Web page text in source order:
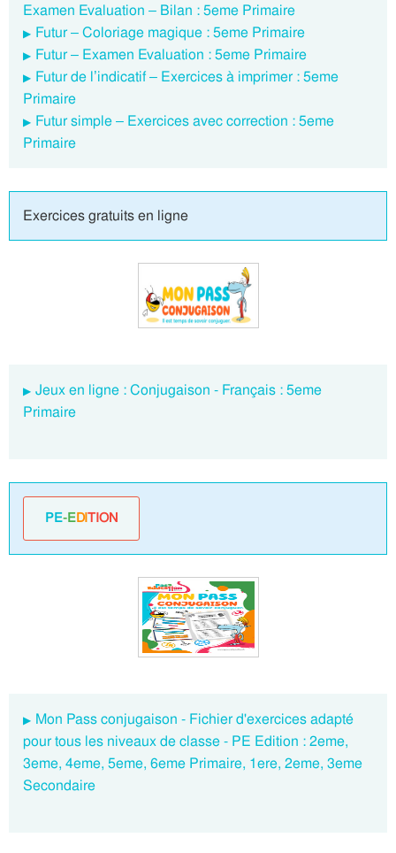
Examen Evaluation – Bilan : 5eme Primaire
Futur – Coloriage magique : 5eme Primaire
Futur – Examen Evaluation : 5eme Primaire
Futur de l’indicatif – Exercices à imprimer : 5eme
Primaire
Futur simple – Exercices avec correction : 5eme
Primaire
Exercices gratuits en ligne
Jeux en ligne : Conjugaison - Français : 5eme
Primaire
PE-EDITION
Mon Pass conjugaison - Fichier d'exercices adapté
pour tous les niveaux de classe - PE Edition : 2eme,
3eme, 4eme, 5eme, 6eme Primaire, 1ere, 2eme, 3eme
Secondaire